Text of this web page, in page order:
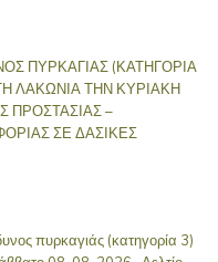
ΠΥΡΚΑΓΙΑΣ (ΚΑΤΗΓΟΡΙΑ
ΛΑΚΩΝΙΑ ΤΗΝ ΚΥΡΙΑΚΗ
ΠΡΟΣΤΑΣΙΑΣ –
ΣΕ ΔΑΣΙΚΕΣ
πυρκαγιάς (κατηγορία 3)